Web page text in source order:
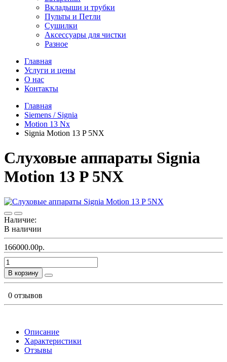
Вкладыши и трубки
Пульты и Петли
Сушилки
Аксессуары для чистки
Разное
Главная
Услуги и цены
О нас
Контакты
Главная
Siemens / Signia
Motion 13 Nx
Signia Motion 13 P 5NX
Слуховые аппараты Signia
Motion 13 P 5NX
Наличие:
В наличии
166000.00р.
В корзину
0 отзывов
Описание
Характеристики
Отзывы